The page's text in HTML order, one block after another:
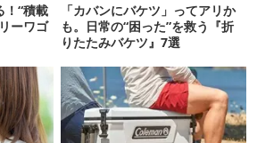
！“積載
ーワゴ
「カバンにバケツ」ってアリか
も。日常の“困った”を救う『折
りたたみバケツ』7選